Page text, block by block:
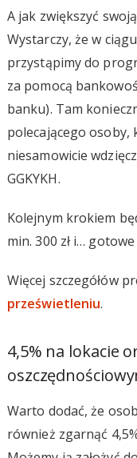
A jak zwiększyć
Wystarczy, że w
przystąpimy do
za pomocą
banku). Tam
polecającego osoby,
niesamowicie
GGKYKH.
Kolejnym krokiem
min. 300 zł i… gotowe
Więcej szczegółów
prześwietleniu.
4,5% na lokacie
Warto dodać, że
również zgarnąć